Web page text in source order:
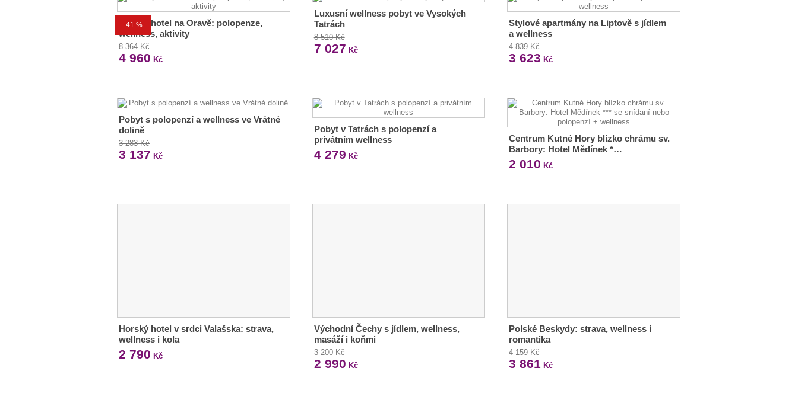
-41 %
Horský hotel na Oravě: polopenze,
wellness, aktivity
8 364 Kč
4 960 Kč
Luxusní wellness pobyt ve Vysokých
Tatrách
8 510 Kč
7 027 Kč
Stylové apartmány na Liptově s jídlem
a wellness
4 839 Kč
3 623 Kč
Pobyt s polopenzí a wellness ve Vrátné
dolině
3 283 Kč
3 137 Kč
Pobyt v Tatrách s polopenzí a
privátním wellness
4 279 Kč
Centrum Kutné Hory blízko chrámu sv.
Barbory: Hotel Mědínek *…
2 010 Kč
Horský hotel v srdci Valašska: strava,
wellness i kola
2 790 Kč
Východní Čechy s jídlem, wellness,
masáží i koňmi
3 200 Kč
2 990 Kč
Polské Beskydy: strava, wellness i
romantika
4 159 Kč
3 861 Kč